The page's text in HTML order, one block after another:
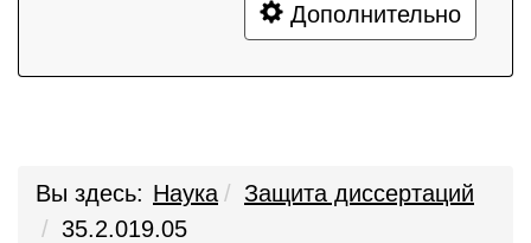
Дополнительно
Вы здесь: Наука
Защита диссертаций
35.2.019.05